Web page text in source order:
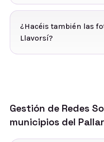
¿Hacéis también las
Llavorsí?
Gestión de Redes
municipios del